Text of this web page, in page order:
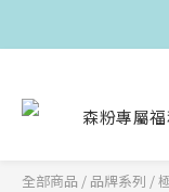
森粉專屬
全部商品 / 品牌系列 /